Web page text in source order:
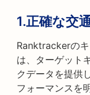
1.正確な交
Ranktrackerの
は、ターゲット
クデータを提供
フォーマンスを